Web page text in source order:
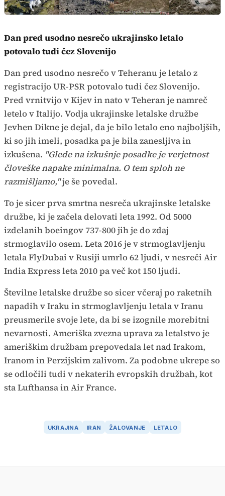
Dan pred usodno nesrečo ukrajinsko letalo
potovalo tudi čez Slovenijo
Dan pred usodno nesrečo v Teheranu je letalo z
registracijo UR-PSR potovalo tudi čez Slovenijo.
Pred vrnitvijo v Kijev in nato v Teheran je namreč
letelo v Italijo. Vodja ukrajinske letalske družbe
Jevhen Dikne je dejal, da je bilo letalo eno najboljših,
ki so jih imeli, posadka pa je bila zanesljiva in
izkušena. "Glede na izkušnje posadke je verjetnost
človeške napake minimalna. O tem sploh ne
razmišljamo,"je še povedal.
To je sicer prva smrtna nesreča ukrajinske letalske
družbe, ki je začela delovati leta 1992. Od 5000
izdelanih boeingov 737-800 jih je do zdaj
strmoglavilo osem. Leta 2016 je v strmoglavljenju
letala FlyDubai v Rusiji umrlo 62 ljudi, v nesreči Air
India Express leta 2010 pa več kot 150 ljudi.
Številne letalske družbe so sicer včeraj po raketnih
napadih v Iraku in strmoglavljenju letala v Iranu
preusmerile svoje lete, da bi se izognile morebitni
nevarnosti. Ameriška zvezna uprava za letalstvo je
ameriškim družbam prepovedala let nad Irakom,
Iranom in Perzijskim zalivom. Za podobne ukrepe so
se odločili tudi v nekaterih evropskih družbah, kot
sta Lufthansa in Air France.
UKRAJINA IRAN ŽALOVANJE LETALO